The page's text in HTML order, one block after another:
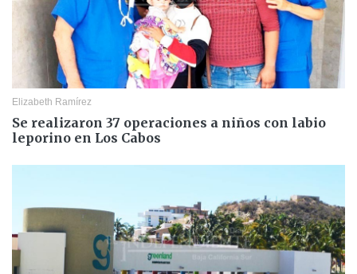
Elizabeth Ramírez
Se realizaron 37 operaciones a niños con labio
leporino en Los Cabos